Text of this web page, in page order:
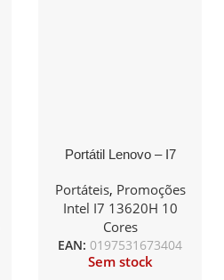
Portátil Lenovo – I7
1TB SSD / 15.6″ /
Windows 11 Home –
Slim 3 15IRH8-404
Portáteis, Promoções
Intel I7 13620H 10
Cores
EAN: 0197531673404
Sem stock